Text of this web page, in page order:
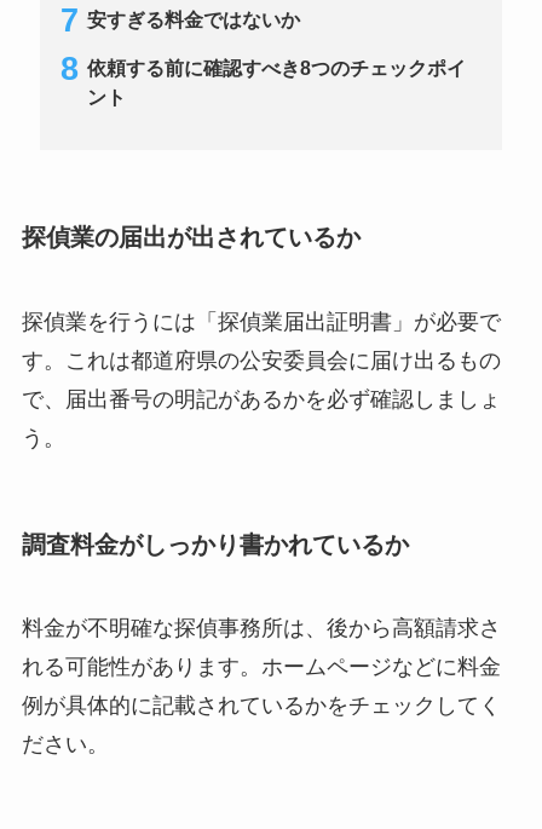
安すぎる料金ではないか
依頼する前に確認すべき8つのチェックポイ
ント
探偵業の届出が出されているか
探偵業を行うには「探偵業届出証明書」が必要で
す。これは都道府県の公安委員会に届け出るもの
で、届出番号の明記があるかを必ず確認しましょ
う。
調査料金がしっかり書かれているか
料金が不明確な探偵事務所は、後から高額請求さ
れる可能性があります。ホームページなどに料金
例が具体的に記載されているかをチェックしてく
ださい。